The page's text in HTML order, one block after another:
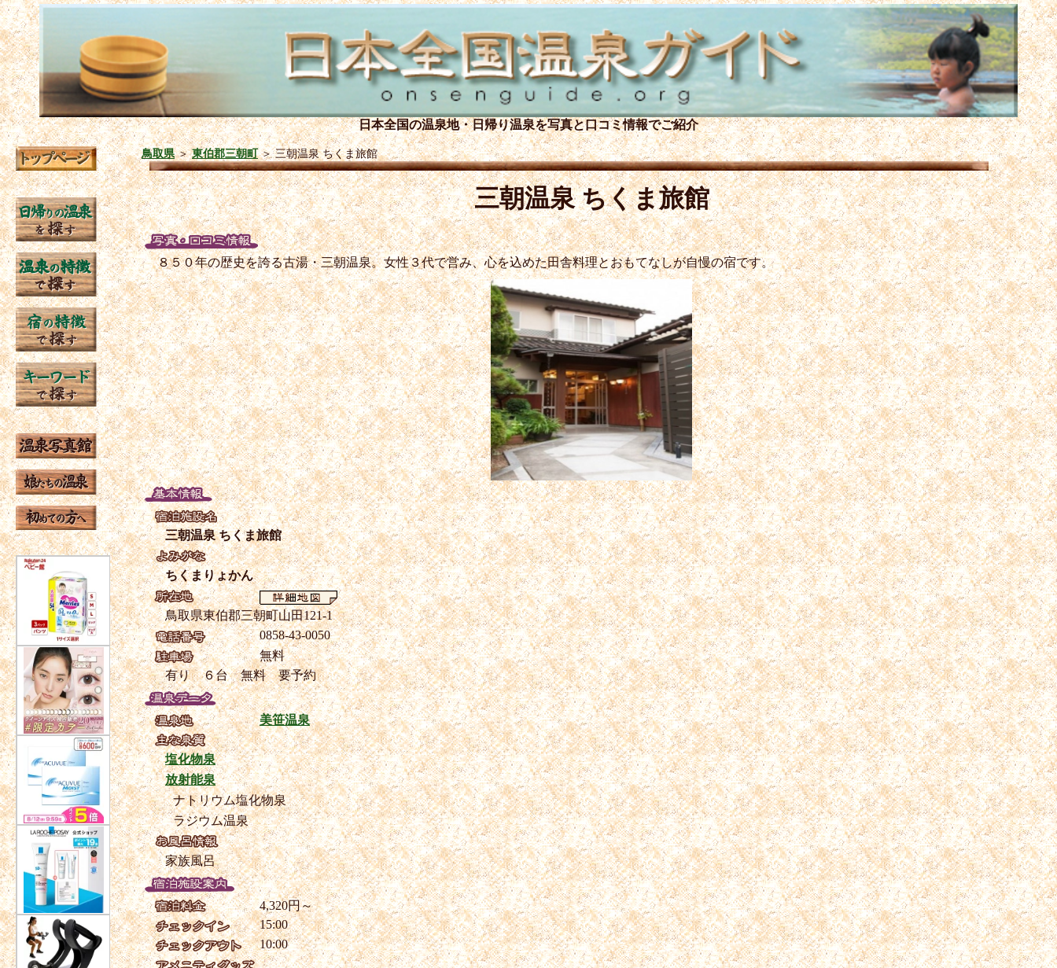
日本全国の温泉地・日帰り温泉を写真と口コミ情報でご紹介
鳥取県＞東伯郡三朝町＞三朝温泉 ちくま旅館
三朝温泉 ちくま旅館
８５０年の歴史を誇る古湯・三朝温泉。女性３代で営み、心を込めた田舎料理とおもてなしが自慢の宿です。
三朝温泉 ちくま旅館
ちくまりょかん
鳥取県東伯郡三朝町山田121-1
0858-43-0050
無料
有り ６台 無料 要予約
美笹温泉
塩化物泉
放射能泉
ナトリウム塩化物泉
ラジウム温泉
家族風呂
4,320円～
15:00
10:00